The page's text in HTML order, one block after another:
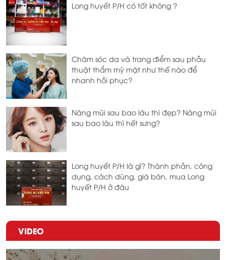
Long huyết P/H có tốt không ?
Chăm sóc da và trang điểm sau phẫu
thuật thẩm mỹ mặt như thế nào để
nhanh hồi phục?
Nâng mũi sau bao lâu thì đẹp? Nâng mũi
sau bao lâu thì hết sưng?
Long huyết P/H là gì? Thành phần, công
dụng, cách dùng, giá bán, mua Long
huyết P/H ở đâu
VIDEO